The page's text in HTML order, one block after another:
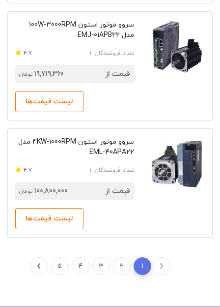
سروو موتور استون 100W-3000RPM
مدل EMJ-01APB22
تعداد فروشندگان :1 4.7
قیمت از 19,719,360 تومان
لیست قیمت‌ها
سروو موتور استون 4KW-1000RPM مدل
EML-40APA22
تعداد فروشندگان :1 4.7
قیمت از 100,800,000 تومان
لیست قیمت‌ها
1
2
3
4
5